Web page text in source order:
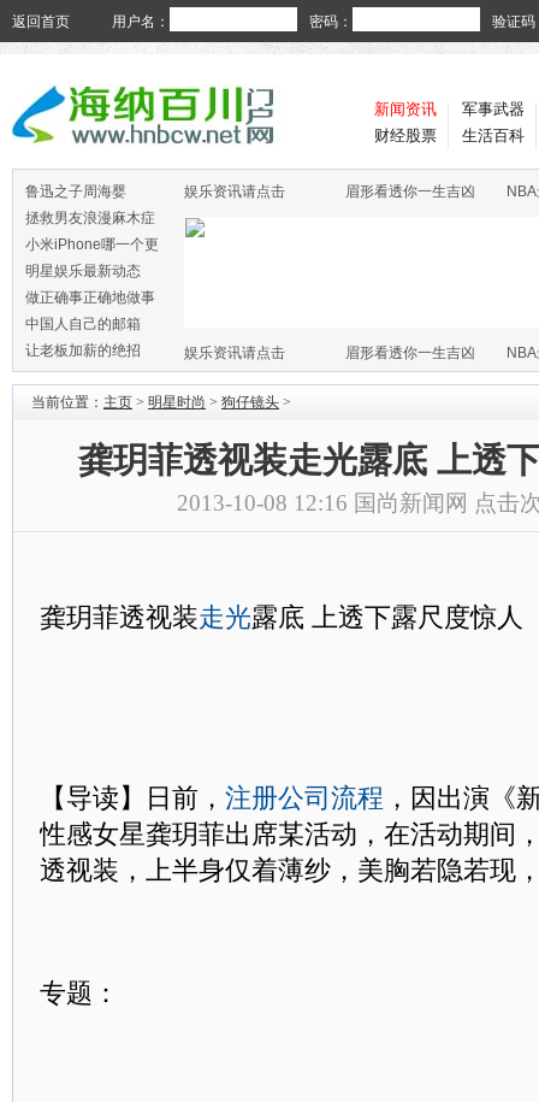
返回首页 用户名： 密码： 验证码
新闻资讯
财经股票
军事武器
生活百科
鲁迅之子周海婴
拯救男友浪漫麻木症
小米iPhone哪一个更
火
明星娱乐最新动态
做正确事正确地做事
中国人自己的邮箱
让老板加薪的绝招
娱乐资讯请点击 眉形看透你一生吉凶
娱乐资讯请点击 眉形看透你一生吉凶
当前位置： 主页 > 明星时尚 > 狗仔镜头 >
龚玥菲透视装走光露底 上透
2013-10-08 12:16 国尚新闻网 点击
龚玥菲透视装走光露底 上透下露尺度惊人
【导读】日前， 注册公司流程 ，因出演《
性感女星龚玥菲出席某活动，在活动期间
透视装，上半身仅着薄纱，美胸若隐若现
专题：